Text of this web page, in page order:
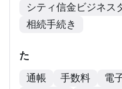
シティ信金ビジネス
相続手続き
た
通帳
手数料
電